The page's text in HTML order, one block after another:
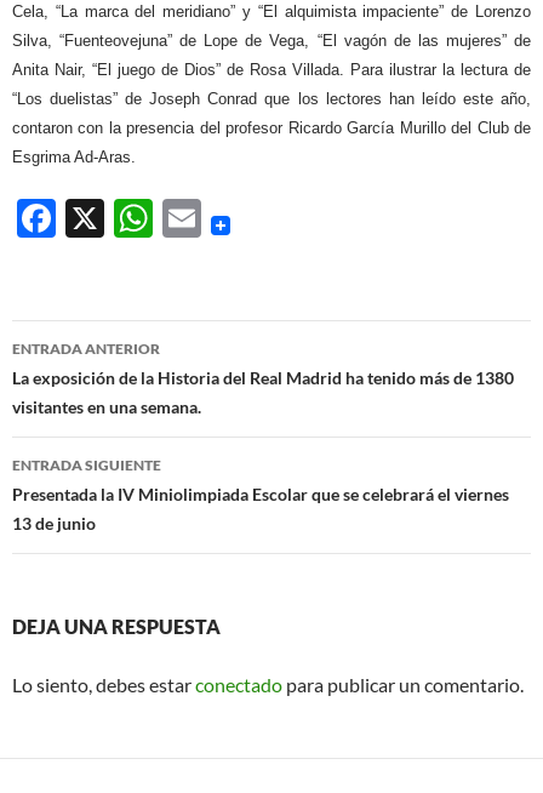
Cela, “La marca del meridiano” y “El alquimista impaciente” de Lorenzo
Silva, “Fuenteovejuna” de Lope de Vega, “El vagón de las mujeres” de
Anita Nair, “El juego de Dios” de Rosa Villada. Para ilustrar la lectura de
“Los duelistas” de Joseph Conrad que los lectores han leído este año,
contaron con la presencia del profesor Ricardo García Murillo del Club de
Esgrima Ad-Aras.
F
b
o
o
k
X
W
s
A
p
p
E
Navegación
de
entradas
ENTRADA ANTERIOR
La exposición de la Historia del Real Madrid ha tenido más de 1380
visitantes en una semana.
ENTRADA SIGUIENTE
Presentada la IV Miniolimpiada Escolar que se celebrará el viernes
13 de junio
DEJA UNA RESPUESTA
Lo siento, debes estarconectado para publicar un comentario.